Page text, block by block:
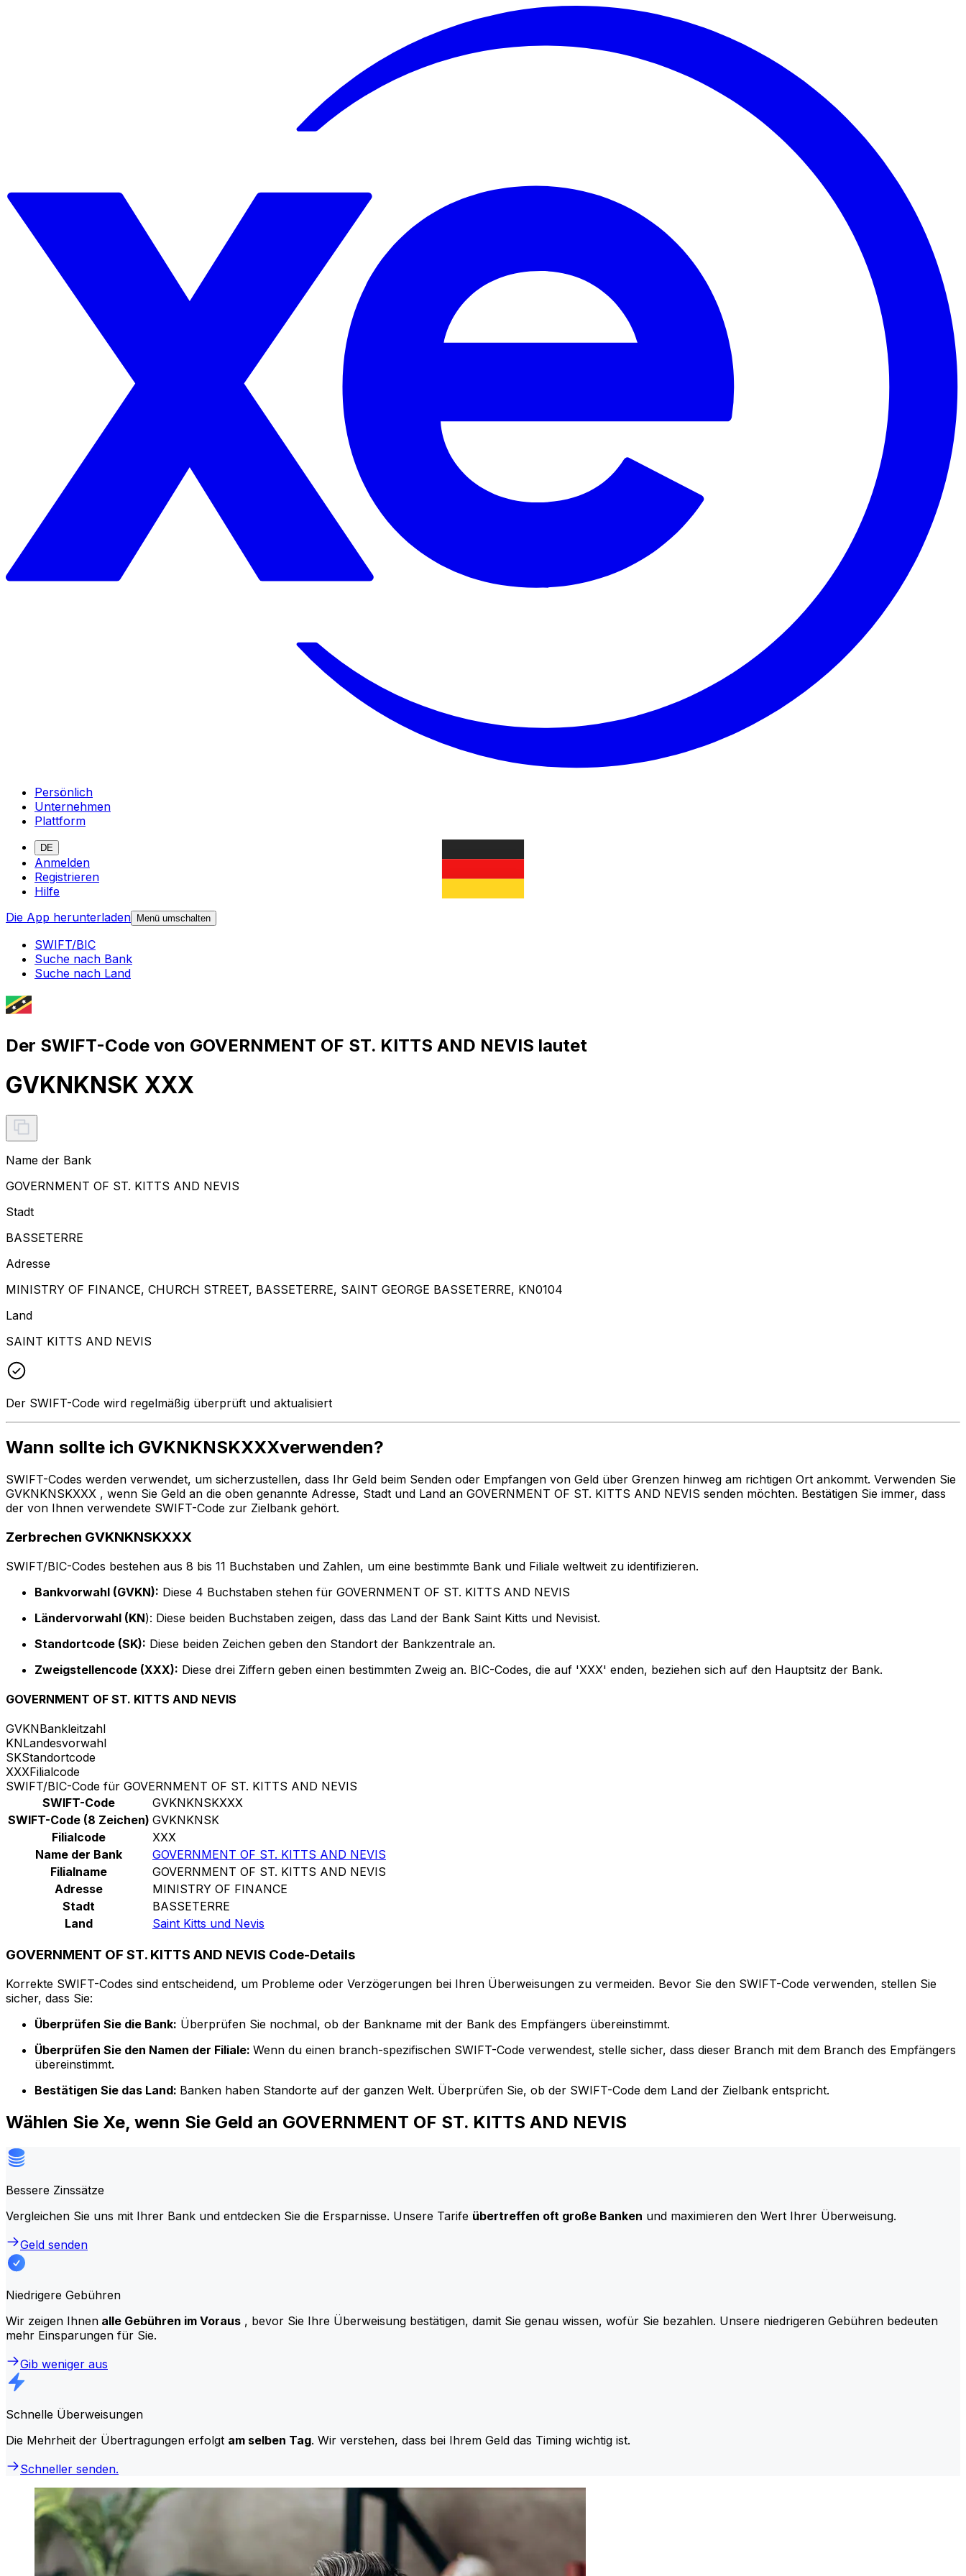
Persönlich
Unternehmen
Plattform
DE
Anmelden
Registrieren
Hilfe
Die App herunterladen Menü umschalten
SWIFT/BIC
Suche nach Bank
Suche nach Land
Der SWIFT-Code von GOVERNMENT OF ST. KITTS AND NEVIS lautet
GVKNKNSK XXX
Name der Bank
GOVERNMENT OF ST. KITTS AND NEVIS
Stadt
BASSETERRE
Adresse
MINISTRY OF FINANCE, CHURCH STREET, BASSETERRE, SAINT GEORGE BASSETERRE, KN0104
Land
SAINT KITTS AND NEVIS
Der SWIFT-Code wird regelmäßig überprüft und aktualisiert
Wann sollte ich GVKNKNSKXXXverwenden?
SWIFT-Codes werden verwendet, um sicherzustellen, dass Ihr Geld beim Senden oder Empfangen von Geld über Grenzen hinweg am richtigen Ort ankommt. Verwenden Sie
GVKNKNSKXXX , wenn Sie Geld an die oben genannte Adresse, Stadt und Land an GOVERNMENT OF ST. KITTS AND NEVIS senden möchten. Bestätigen Sie immer, dass
der von Ihnen verwendete SWIFT-Code zur Zielbank gehört.
Zerbrechen GVKNKNSKXXX
SWIFT/BIC-Codes bestehen aus 8 bis 11 Buchstaben und Zahlen, um eine bestimmte Bank und Filiale weltweit zu identifizieren.
Bankvorwahl (GVKN): Diese 4 Buchstaben stehen für GOVERNMENT OF ST. KITTS AND NEVIS
Ländervorwahl (KN): Diese beiden Buchstaben zeigen, dass das Land der Bank Saint Kitts und Nevisist.
Standortcode (SK): Diese beiden Zeichen geben den Standort der Bankzentrale an.
Zweigstellencode (XXX): Diese drei Ziffern geben einen bestimmten Zweig an. BIC-Codes, die auf 'XXX' enden, beziehen sich auf den Hauptsitz der Bank.
GOVERNMENT OF ST. KITTS AND NEVIS
GVKNBankleitzahl
KNLandesvorwahl
SKStandortcode
XXXFilialcode
SWIFT/BIC-Code für GOVERNMENT OF ST. KITTS AND NEVIS
SWIFT-Code
GVKNKNSKXXX
SWIFT-Code (8 Zeichen) GVKNKNSK
Filialcode
XXX
Name der Bank
GOVERNMENT OF ST. KITTS AND NEVIS
Filialname
GOVERNMENT OF ST. KITTS AND NEVIS
Adresse
MINISTRY OF FINANCE
Stadt
BASSETERRE
Land
Saint Kitts und Nevis
GOVERNMENT OF ST. KITTS AND NEVIS Code-Details
Korrekte SWIFT-Codes sind entscheidend, um Probleme oder Verzögerungen bei Ihren Überweisungen zu vermeiden. Bevor Sie den SWIFT-Code verwenden, stellen Sie
sicher, dass Sie:
Überprüfen Sie die Bank: Überprüfen Sie nochmal, ob der Bankname mit der Bank des Empfängers übereinstimmt.
Überprüfen Sie den Namen der Filiale: Wenn du einen branch-spezifischen SWIFT-Code verwendest, stelle sicher, dass dieser Branch mit dem Branch des Empfängers
übereinstimmt.
Bestätigen Sie das Land: Banken haben Standorte auf der ganzen Welt. Überprüfen Sie, ob der SWIFT-Code dem Land der Zielbank entspricht.
Wählen Sie Xe, wenn Sie Geld an GOVERNMENT OF ST. KITTS AND NEVIS
Bessere Zinssätze
Vergleichen Sie uns mit Ihrer Bank und entdecken Sie die Ersparnisse. Unsere Tarife übertreffen oft große Banken und maximieren den Wert Ihrer Überweisung.
Geld senden
Niedrigere Gebühren
Wir zeigen Ihnen alle Gebühren im Voraus , bevor Sie Ihre Überweisung bestätigen, damit Sie genau wissen, wofür Sie bezahlen. Unsere niedrigeren Gebühren bedeuten
mehr Einsparungen für Sie.
Gib weniger aus
Schnelle Überweisungen
Die Mehrheit der Übertragungen erfolgt am selben Tag. Wir verstehen, dass bei Ihrem Geld das Timing wichtig ist.
Schneller senden.